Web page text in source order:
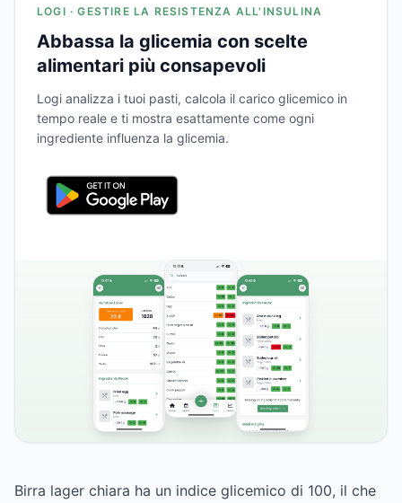
LOGI · GESTIRE LA RESISTENZA ALL'INSULINA
Abbassa la glicemia con scelte
alimentari più consapevoli
Logi analizza i tuoi pasti, calcola il carico glicemico in
tempo reale e ti mostra esattamente come ogni
ingrediente influenza la glicemia.
Birra lager chiara ha un indice glicemico di 100, il che